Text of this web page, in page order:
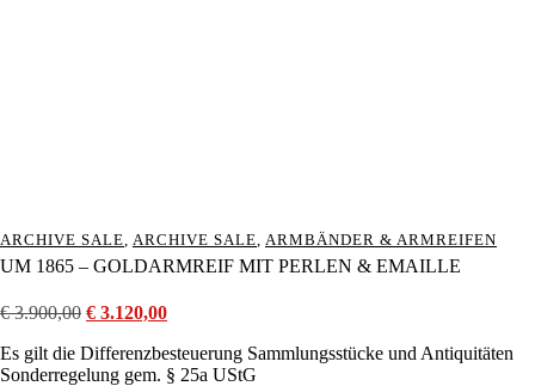
ARCHIVE SALE, ARCHIVE SALE, ARMBÄNDER & ARMREIFEN
UM 1865 – GOLDARMREIF MIT PERLEN & EMAILLE
€3.900,00 Ursprünglicher
war:
€ 3.900,00
€ 3.120,00
ist:
€ 3.120,00.
Es gilt die Differenzbesteuerung Sammlungsstücke und Antiquitäten
Sonderregelung gem. § 25a UStG